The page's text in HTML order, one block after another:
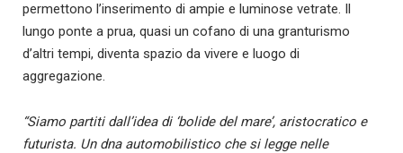
permettono l’inserimento di ampie e luminose vetrate. Il
lungo ponte a prua, quasi un cofano di una granturismo
d’altri tempi, diventa spazio da vivere e luogo di
aggregazione.
“Siamo partiti dall’idea di ‘bolide del mare’, aristocratico e
futurista. Un dna automobilistico che si legge nelle